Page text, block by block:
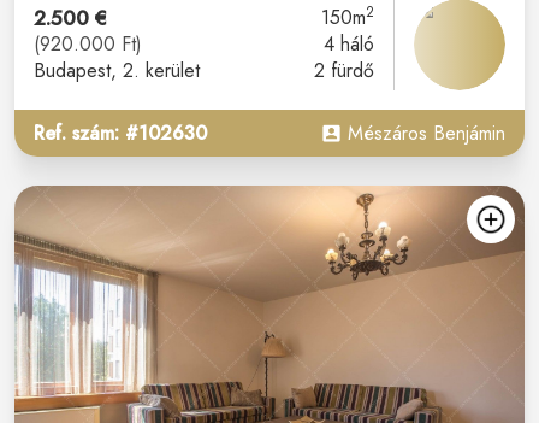
2.500 €
(920.000 Ft)
Budapest, 2. kerület
150m2
4 háló
2 fürdő
Ref. szám: #102630 Mészáros Benjámin